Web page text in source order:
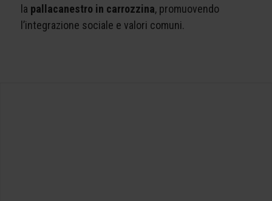
la pallacanestro in carrozzina, promuovendo
l’integrazione sociale e valori comuni.